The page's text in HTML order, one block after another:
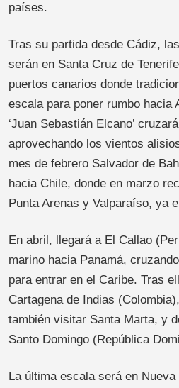
países.
Tras su partida desde Cádiz,
serán en Santa Cruz de
puertos canarios donde
escala para poner rumbo hacia
‘Juan Sebastián Elcano’
aprovechando los vientos
mes de febrero Salvador de
hacia Chile, donde en marzo
Punta Arenas y Valparaíso, ya
En abril, llegará a El Callao
marino hacia Panamá,
para entrar en el Caribe. Tras
Cartagena de Indias
también visitar Santa Marta, y
Santo Domingo (República
La última escala será en